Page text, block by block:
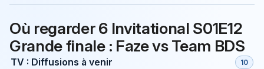
Où regarder 6 Invitational S01E12
Grande finale : Faze vs Team BDS
TV : Diffusions à venir 10